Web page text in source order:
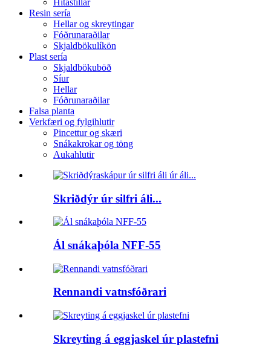
Resin sería
Hellar og skreytingar
Fóðrunaraðilar
Skjaldbökulíkön
Plast sería
Skjaldbökuböð
Síur
Hellar
Fóðrunaraðilar
Falsa planta
Verkfæri og fylgihlutir
Pincettur og skæri
Snákakrokar og töng
Aukahlutir
Skriðdýr úr silfri áli...
Ál snákaþóla NFF-55
Rennandi vatnsfóðrari
Skreyting á eggjaskel úr plastefni